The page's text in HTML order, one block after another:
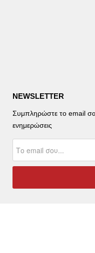
NEWSLETTER
Συμπληρώστε το email
ενημερώσεις